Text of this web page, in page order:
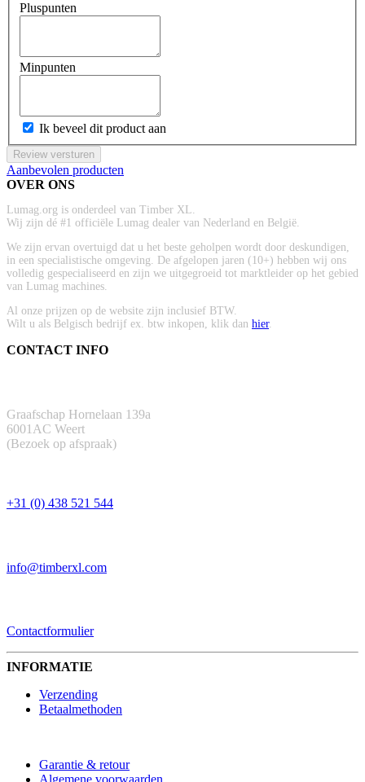
Pluspunten
Minpunten
Ik beveel dit product aan
Review versturen
Aanbevolen producten
OVER ONS
Lumag.org is onderdeel van Timber XL.
Wij zijn dé #1 officiële Lumag dealer van Nederland en België.
We zijn ervan overtuigd dat u het beste geholpen wordt door deskundigen,
in een specialistische omgeving. De afgelopen jaren (10+) hebben wij ons
volledig gespecialiseerd en zijn we uitgegroeid tot marktleider op het gebied
van Lumag machines.
Al onze prijzen op de website zijn inclusief BTW.
Wilt u als Belgisch bedrijf ex. btw inkopen, klik dan hier.
CONTACT INFO
Graafschap Hornelaan 139a
6001AC Weert
(Bezoek op afspraak)
+31 (0) 438 521 544
info@timberxl.com
Contactformulier
INFORMATIE
Verzending
Betaalmethoden
Garantie & retour